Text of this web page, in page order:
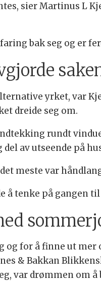
sier Martinus L
bak seg og er
yrket, var
dreide seg om.
rundt
del av utseende på
meste var
å tenke på gangen
og for å finne ut
& Bakkan
var drømmen om å